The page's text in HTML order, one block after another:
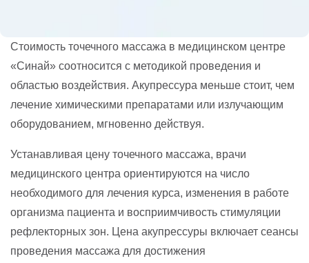
Стоимость точечного массажа в медицинском центре
«Синай» соотносится с методикой проведения и
областью воздействия. Акупрессура меньше стоит, чем
лечение химическими препаратами или излучающим
оборудованием, мгновенно действуя.
Устанавливая цену точечного массажа, врачи
медицинского центра ориентируются на число
необходимого для лечения курса, изменения в работе
организма пациента и восприимчивость стимуляции
рефлекторных зон. Цена акупрессуры включает сеансы
проведения массажа для достижения